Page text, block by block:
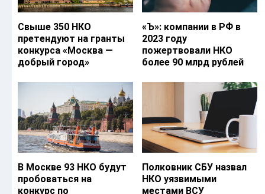
Свыше 350 НКО
претендуют на гранты
конкурса «Москва —
добрый город»
«Ъ‎»: компании в РФ в
2023 году
пожертвовали НКО
более 90 млрд рублей
В Москве 93 НКО будут
пробоваться на
конкурс по
Полковник СБУ назвал
НКО уязвимыми
местами ВСУ